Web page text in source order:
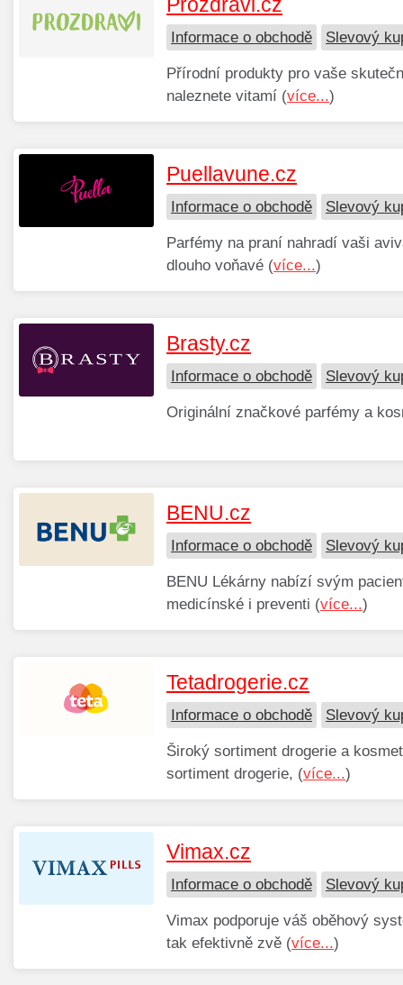
Prozdravi.cz
Informace o obchodě Slevový
Přírodní produkty pro vaše
naleznete vitamí (více...)
Puellavune.cz
Informace o obchodě Slevový
Parfémy na praní nahradí vaši
dlouho voňavé (více...)
Brasty.cz
Informace o obchodě Slevový
Originální značkové parfémy a
BENU.cz
Informace o obchodě Slevový
BENU Lékárny nabízí svým
medicínské i preventi (více...)
Tetadrogerie.cz
Informace o obchodě Slevový
Široký sortiment drogerie a
sortiment drogerie, (více...)
Vimax.cz
Informace o obchodě Slevový
Vimax podporuje váš oběhový
tak efektivně zvě (více...)